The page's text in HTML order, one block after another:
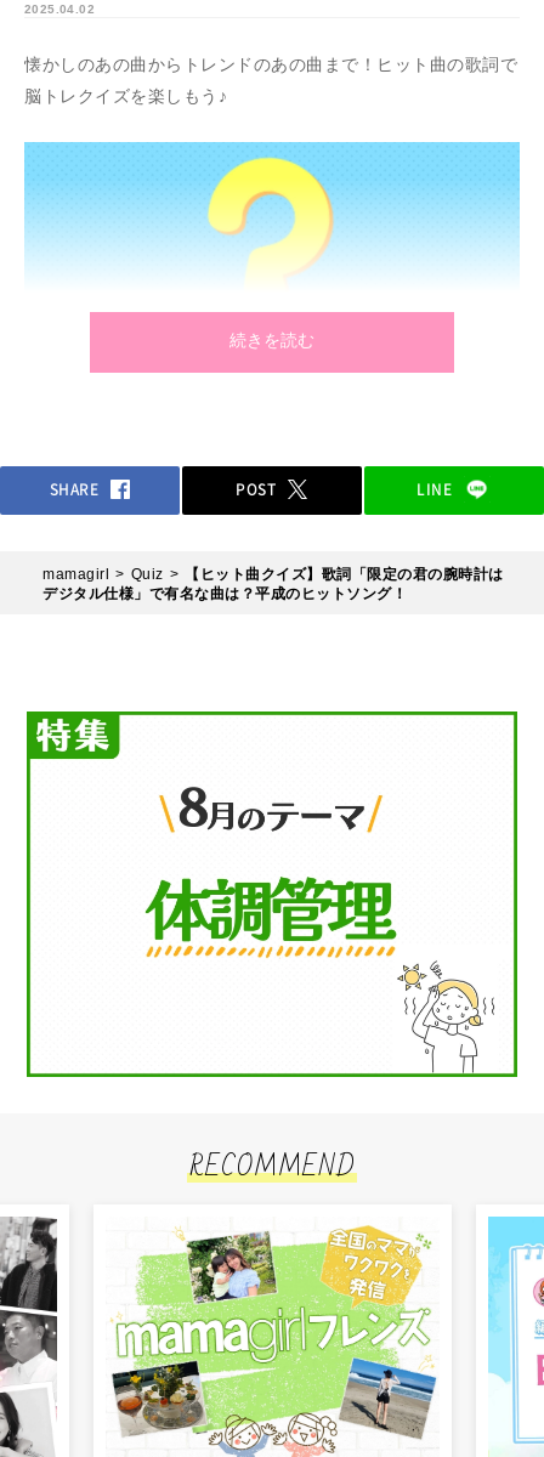
2025.04.02
懐かしのあの曲からトレンドのあの曲まで！ヒット曲の歌詞で
脳トレクイズを楽しもう♪
続きを読む
SHARE POST LINE
mamagirl Quiz
【ヒット曲クイズ】歌詞「限定の君の腕時計は
デジタル仕様」で有名な曲は？平成のヒットソング！
RECOMMEND